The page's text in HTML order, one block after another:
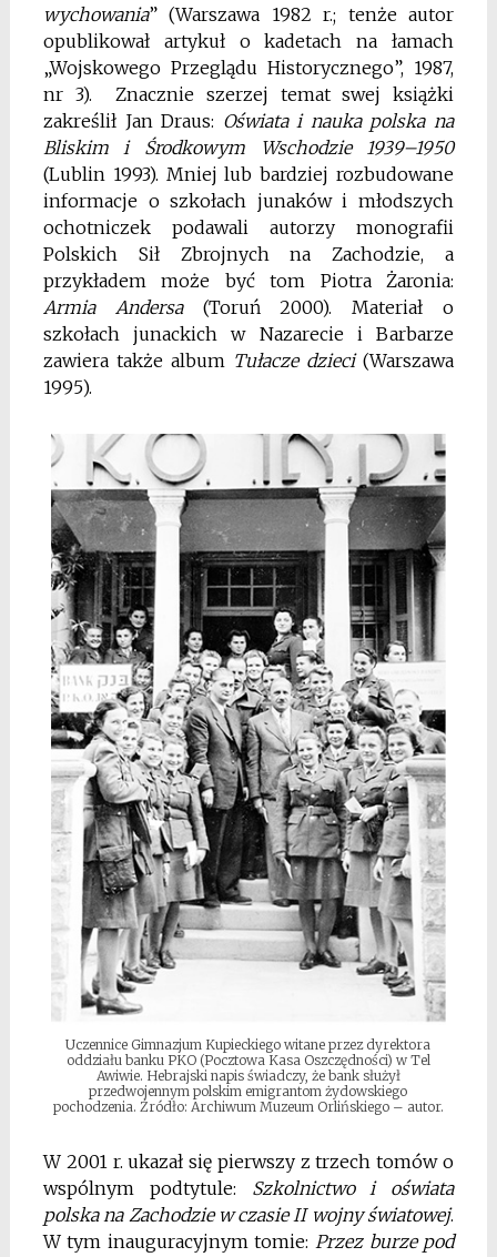
wychowania” (Warszawa 1982 r.; tenże autor
opublikował artykuł o kadetach na łamach
„Wojskowego Przeglądu Historycznego”, 1987,
nr 3). Znacznie szerzej temat swej książki
zakreślił Jan Draus: Oświata i nauka polska na
Bliskim i Środkowym Wschodzie 1939–1950
(Lublin 1993). Mniej lub bardziej rozbudowane
informacje o szkołach junaków i młodszych
ochotniczek podawali autorzy monografii
Polskich Sił Zbrojnych na Zachodzie, a
przykładem może być tom Piotra Żaronia:
Armia Andersa(Toruń 2000). Materiał o
szkołach junackich w Nazarecie i Barbarze
zawiera także album Tułacze dzieci(Warszawa
1995).
Uczennice Gimnazjum Kupieckiego witane przez dyrektora
oddziału banku PKO (Pocztowa Kasa Oszczędności) w Tel
Awiwie. Hebrajski napis świadczy, że bank służył
przedwojennym polskim emigrantom żydowskiego
pochodzenia. Źródło: Archiwum Muzeum Orlińskiego – autor.
W 2001 r. ukazał się pierwszy z trzech tomów o
wspólnym podtytule: Szkolnictwo i oświata
polska na Zachodzie w czasie II wojny światowej.
W tym inauguracyjnym tomie:Przez burze pod